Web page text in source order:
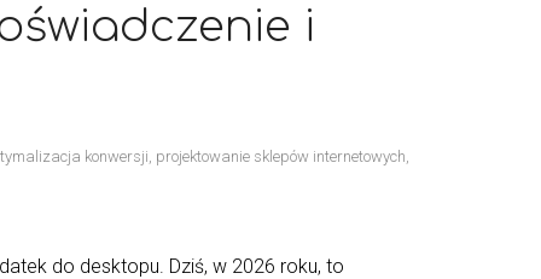
i
konwersji, projektowanie sklepów internetowych,
do desktopu. Dziś, w 2026 roku, to